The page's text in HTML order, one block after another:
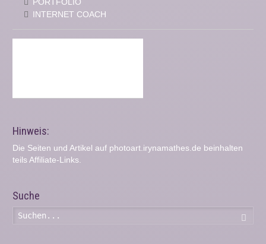
INTERNET COACH
Hinweis:
Die Seiten und Artikel auf photoart.irynamathes.de beinhalten
teils Affiliate-Links.
Suche